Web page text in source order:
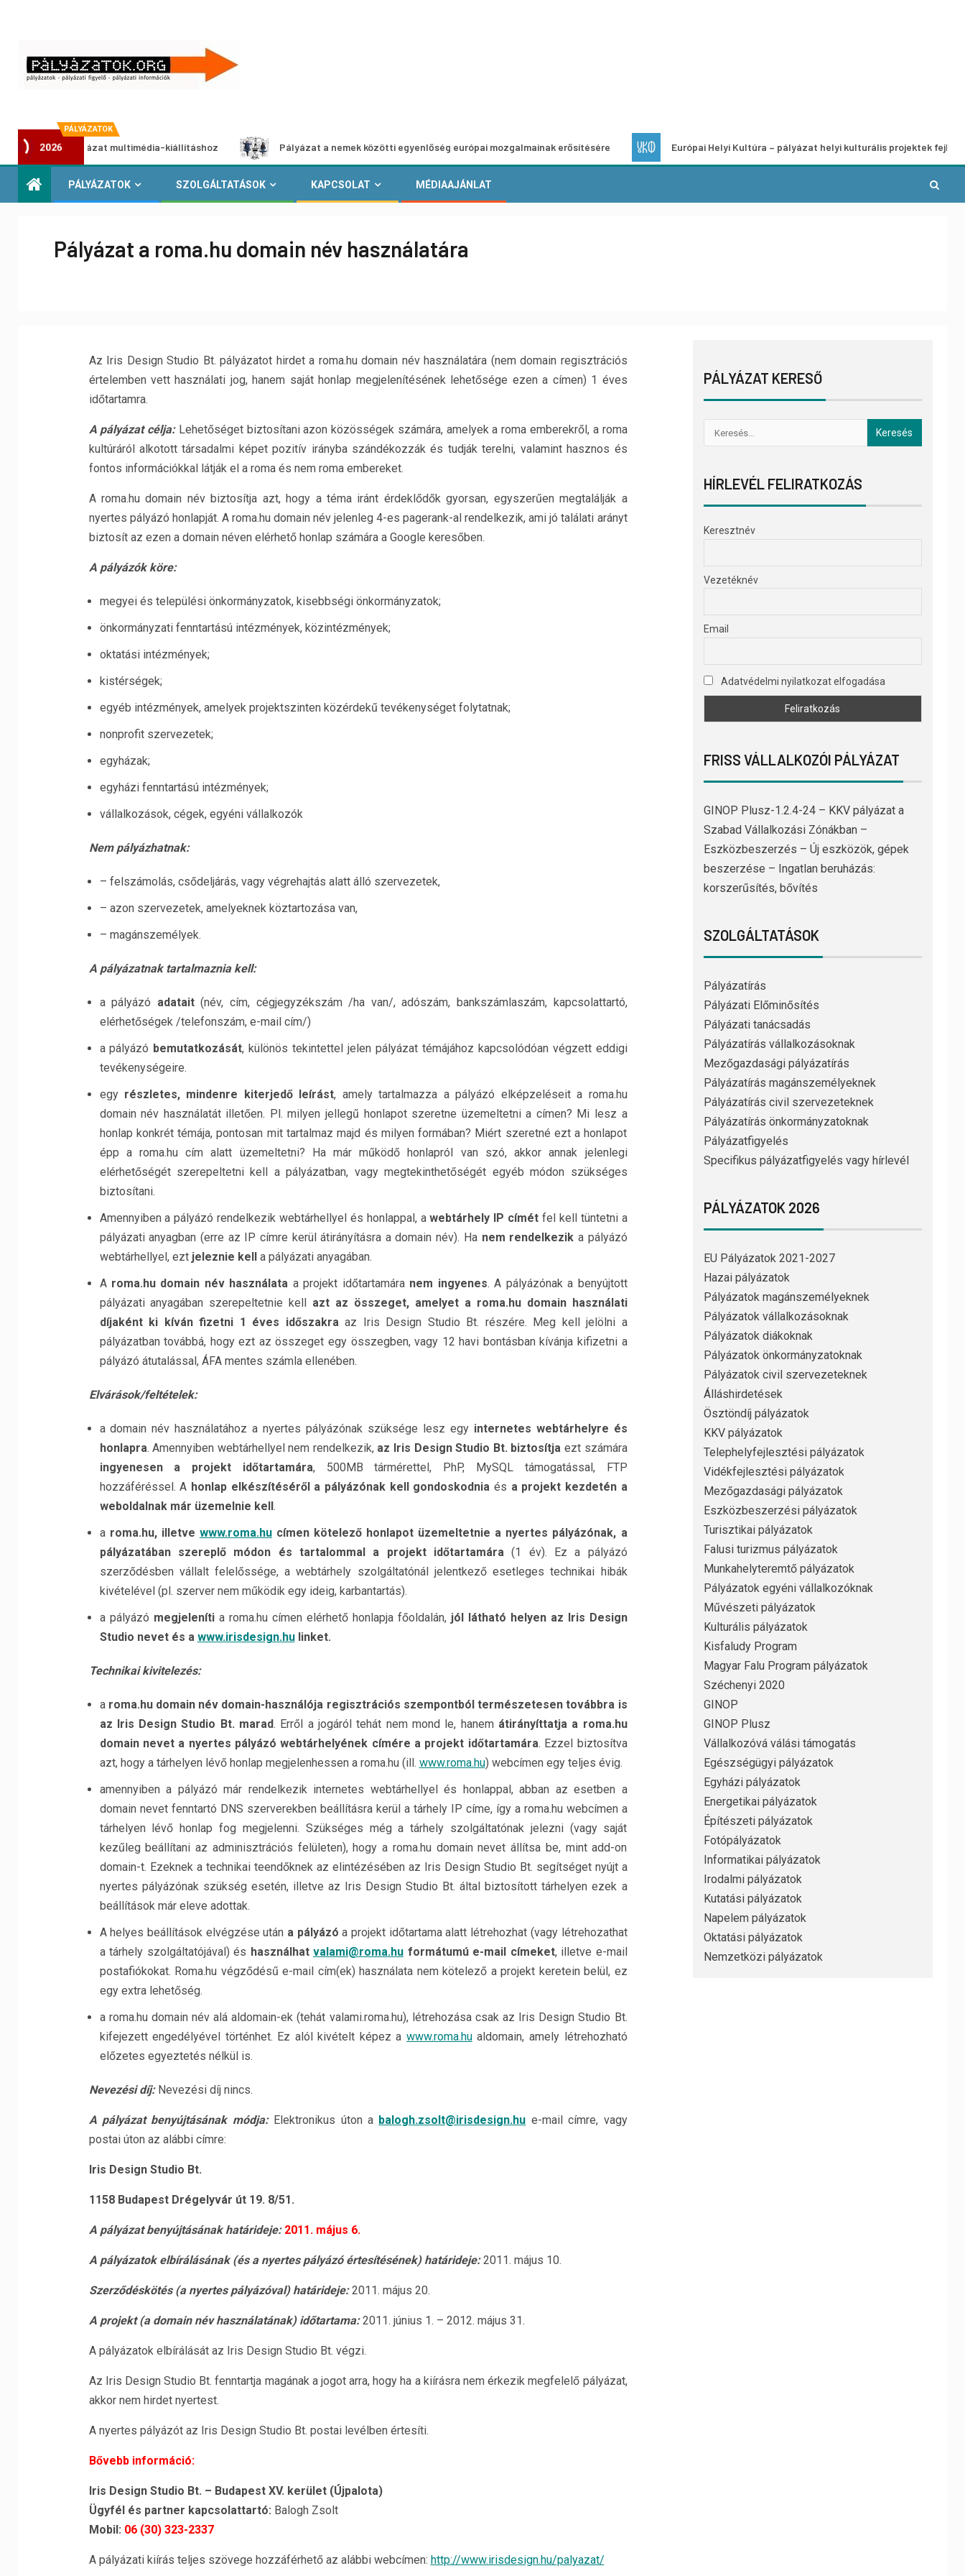
PÁLYÁZATOK
2026
pályázat multimédia-kiállításhoz Pályázat a nemek közötti egyenlőség európai mozgalmainak erősítésére Európai Helyi Kultúra – pályázat helyi kulturális projektek fejlesztésére
PÁLYÁZATOK SZOLGÁLTATÁSOK KAPCSOLAT MÉDIAAJÁNLAT
Pályázat a roma.hu domain név használatára
Az Iris Design Studio Bt. pályázatot hirdet a roma.hu domain név használatára (nem domain regisztrációs
értelemben vett használati jog, hanem saját honlap megjelenítésének lehetősége ezen a címen) 1 éves
időtartamra.
A pályázat célja:Lehetőséget biztosítani azon közösségek számára, amelyek a roma emberekről, a roma
kultúráról alkotott társadalmi képet pozitív irányba szándékozzák és tudják terelni, valamint hasznos és
fontos információkkal látják el a roma és nem roma embereket.
A roma.hu domain név biztosítja azt, hogy a téma iránt érdeklődők gyorsan, egyszerűen megtalálják a
nyertes pályázó honlapját. A roma.hu domain név jelenleg 4-es pagerank-al rendelkezik, ami jó találati arányt
biztosít az ezen a domain néven elérhető honlap számára a Google keresőben.
A pályázók köre:
megyei és települési önkormányzatok, kisebbségi önkormányzatok;
önkormányzati fenntartású intézmények, közintézmények;
oktatási intézmények;
kistérségek;
egyéb intézmények, amelyek projektszinten közérdekű tevékenységet folytatnak;
nonprofit szervezetek;
egyházak;
egyházi fenntartású intézmények;
vállalkozások, cégek, egyéni vállalkozók
Nem pályázhatnak:
– felszámolás, csődeljárás, vagy végrehajtás alatt álló szervezetek,
– azon szervezetek, amelyeknek köztartozása van,
– magánszemélyek.
A pályázatnak tartalmaznia kell:
a pályázó adatait(név, cím, cégjegyzékszám /ha van/, adószám, bankszámlaszám, kapcsolattartó,
elérhetőségek /telefonszám, e-mail cím/)
a pályázó bemutatkozását, különös tekintettel jelen pályázat témájához kapcsolódóan végzett eddigi
tevékenységeire.
egy részletes, mindenre kiterjedő leírást, amely tartalmazza a pályázó elképzeléseit a roma.hu
domain név használatát illetően. Pl. milyen jellegű honlapot szeretne üzemeltetni a címen? Mi lesz a
honlap konkrét témája, pontosan mit tartalmaz majd és milyen formában? Miért szeretné ezt a honlapot
épp a roma.hu cím alatt üzemeltetni? Ha már működő honlapról van szó, akkor annak jelenlegi
elérhetőségét szerepeltetni kell a pályázatban, vagy megtekinthetőségét egyéb módon szükséges
biztosítani.
Amennyiben a pályázó rendelkezik webtárhellyel és honlappal, awebtárhely IP címét fel kell tüntetni a
pályázati anyagban (erre az IP címre kerül átirányításra a domain név). Ha nem rendelkezik a pályázó
webtárhellyel, ezt jeleznie kella pályázati anyagában.
A roma.hu domain név használata a projekt időtartamára nem ingyenes. A pályázónak a benyújtott
pályázati anyagában szerepeltetnie kell azt az összeget, amelyet a roma.hu domain használati
díjaként ki kíván fizetni 1 éves időszakraaz Iris Design Studio Bt. részére. Meg kell jelölni a
pályázatban továbbá, hogy ezt az összeget egy összegben, vagy 12 havi bontásban kívánja kifizetni a
pályázó átutalással, ÁFA mentes számla ellenében.
Elvárások/feltételek:
a domain név használatához a nyertes pályázónak szüksége lesz egy internetes webtárhelyre és
honlapra. Amennyiben webtárhellyel nem rendelkezik, az Iris Design Studio Bt. biztosítja ezt számára
ingyenesen a projekt időtartamára, 500MB tármérettel, PhP, MySQL támogatással, FTP
hozzáféréssel. A honlap elkészítéséről a pályázónak kell gondoskodnia és a projekt kezdetén a
weboldalnak már üzemelnie kell.
a roma.hu, illetve www.roma.hucímen kötelező honlapot üzemeltetnie a nyertes pályázónak, a
pályázatában szereplő módon és tartalommal a projekt időtartamára(1 év). Ez a pályázó
szerződésben vállalt felelőssége, a webtárhely szolgáltatónál jelentkező esetleges technikai hibák
kivételével (pl. szerver nem működik egy ideig, karbantartás).
a pályázó megjelenítia roma.hu címen elérhető honlapja főoldalán, jól látható helyen az Iris Design
Studio nevet és a www.irisdesign.hulinket.
Technikai kivitelezés:
a roma.hu domain név domain-használója regisztrációs szempontból természetesen továbbra is
az Iris Design Studio Bt. marad. Erről a jogáról tehát nem mond le, hanem átirányíttatja a roma.hu
domain nevet a nyertes pályázó webtárhelyének címére a projekt időtartamára. Ezzel biztosítva
azt, hogy a tárhelyen lévő honlap megjelenhessen a roma.hu (ill. www.roma.hu) webcímen egy teljes évig.
amennyiben a pályázó már rendelkezik internetes webtárhellyel és honlappal, abban az esetben a
domain nevet fenntartó DNS szerverekben beállításra kerül a tárhely IP címe, így a roma.hu webcímen a
tárhelyen lévő honlap fog megjelenni. Szükséges még a tárhely szolgáltatónak jelezni (vagy saját
kezűleg beállítani az adminisztrációs felületen), hogy a roma.hu domain nevet állítsa be, mint add-on
domain-t. Ezeknek a technikai teendőknek az elintézésében az Iris Design Studio Bt. segítséget nyújt a
nyertes pályázónak szükség esetén, illetve az Iris Design Studio Bt. által biztosított tárhelyen ezek a
beállítások már eleve adottak.
A helyes beállítások elvégzése után a pályázó a projekt időtartama alatt létrehozhat (vagy létrehozathat
a tárhely szolgáltatójával) és használhat valami@roma.hu formátumú e-mail címeket, illetve e-mail
postafiókokat. Roma.hu végződésű e-mail cím(ek) használata nem kötelező a projekt keretein belül, ez
egy extra lehetőség.
a roma.hu domain név alá aldomain-ek (tehát valami.roma.hu), létrehozása csak az Iris Design Studio Bt.
kifejezett engedélyével történhet. Ez alól kivételt képez a www.roma.hualdomain, amely létrehozható
előzetes egyeztetés nélkül is.
Nevezési díj: Nevezési díj nincs.
A pályázat benyújtásának módja: Elektronikus úton a balogh.zsolt@irisdesign.hu e-mail címre, vagy
postai úton az alábbi címre:
Iris Design Studio Bt.
1158 Budapest Drégelyvár út 19. 8/51.
A pályázat benyújtásának határideje: 2011. május 6.
A pályázatok elbírálásának (és a nyertes pályázó értesítésének) határideje:2011. május 10.
Szerződéskötés (a nyertes pályázóval) határideje:2011. május 20.
A projekt (a domain név használatának) időtartama:2011. június 1. – 2012. május 31.
A pályázatok elbírálását az Iris Design Studio Bt. végzi.
Az Iris Design Studio Bt. fenntartja magának a jogot arra, hogy ha a kiírásra nem érkezik megfelelő pályázat,
akkor nem hirdet nyertest.
A nyertes pályázót az Iris Design Studio Bt. postai levélben értesíti.
Bővebb információ:
Iris Design Studio Bt. – Budapest XV. kerület (Újpalota)
Ügyfél és partner kapcsolattartó: Balogh Zsolt
Mobil: 06 (30) 323-2337
A pályázati kiírás teljes szövege hozzáférhető az alábbi webcímen: http://www.irisdesign.hu/palyazat/
PÁLYÁZAT KERESŐ
HÍRLEVÉL FELIRATKOZÁS
Keresztnév
Vezetéknév
Email
Adatvédelmi nyilatkozat elfogadása
FRISS VÁLLALKOZÓI PÁLYÁZAT
GINOP Plusz-1.2.4-24 – KKV pályázat a
Szabad Vállalkozási Zónákban –
Eszközbeszerzés – Új eszközök, gépek
beszerzése – Ingatlan beruházás:
korszerűsítés, bővítés
SZOLGÁLTATÁSOK
Pályázatírás
Pályázati Előminősítés
Pályázati tanácsadás
Pályázatírás vállalkozásoknak
Mezőgazdasági pályázatírás
Pályázatírás magánszemélyeknek
Pályázatírás civil szervezeteknek
Pályázatírás önkormányzatoknak
Pályázatfigyelés
Specifikus pályázatfigyelés vagy hírlevél
PÁLYÁZATOK 2026
EU Pályázatok 2021-2027
Hazai pályázatok
Pályázatok magánszemélyeknek
Pályázatok vállalkozásoknak
Pályázatok diákoknak
Pályázatok önkormányzatoknak
Pályázatok civil szervezeteknek
Álláshirdetések
Ösztöndíj pályázatok
KKV pályázatok
Telephelyfejlesztési pályázatok
Vidékfejlesztési pályázatok
Mezőgazdasági pályázatok
Eszközbeszerzési pályázatok
Turisztikai pályázatok
Falusi turizmus pályázatok
Munkahelyteremtő pályázatok
Pályázatok egyéni vállalkozóknak
Művészeti pályázatok
Kulturális pályázatok
Kisfaludy Program
Magyar Falu Program pályázatok
Széchenyi 2020
GINOP
GINOP Plusz
Vállalkozóvá válási támogatás
Egészségügyi pályázatok
Egyházi pályázatok
Energetikai pályázatok
Építészeti pályázatok
Fotópályázatok
Informatikai pályázatok
Irodalmi pályázatok
Kutatási pályázatok
Napelem pályázatok
Oktatási pályázatok
Nemzetközi pályázatok